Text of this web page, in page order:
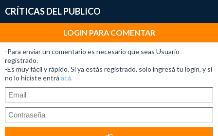
en mano, primeros planos, movimientos bruscos de
habitualmente en un cine más experimental o
independiente, y no en grandes super producciones.
Ese riesgo asumido siempre me pareció grandioso.
Pero lo particular del 7° libro, es que en su primer etapa
es una historia que no tiene la espectacularidad de
todos los otros, o tiene casi a lo largo de toda la película,
la tensión que se podía notar en 10 o 15 minutos de
cualquiera de la otras, que compensaban con un final y
CRÍTICAS DEL PUBLICO
LOGIN PARA COMENTAR
-Para enviar un comentario es necesario que seas Usuario
registrado.
-Es muy fácil y rápido. Si ya estás registrado, solo ingresá tu login, y si
no lo hiciste entrá acá.